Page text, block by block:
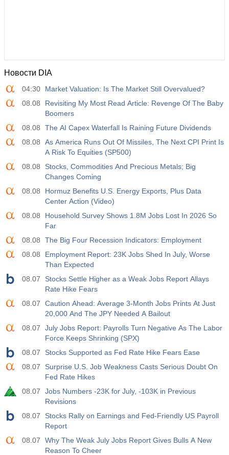
Новости DIA
04:30
Market Valuation: Is The Market Still Overvalued?
08.08
Revisiting My Most Read Article: Revenge Of The Baby
Boomers
08.08
The AI Capex Waterfall Is Raining Future Dividends
08.08
As America Runs Out Of Missiles, The Next CPI Print Is
A Risk To Equities (SP500)
08.08
Stocks, Commodities And Precious Metals; Big
Changes Coming
08.08
Hormuz Benefits U.S. Energy Exports, Plus Data
Center Action (Video)
08.08
Household Survey Shows 1.8M Jobs Lost In 2026 So
Far
08.08
The Big Four Recession Indicators: Employment
08.08
Employment Report: 23K Jobs Shed In July, Worse
Than Expected
08.07
Stocks Settle Higher as a Weak Jobs Report Allays
Rate Hike Fears
08.07
Caution Ahead: Average 3-Month Jobs Prints At Just
20,000 And The JPY Needed A Bailout
08.07
July Jobs Report: Payrolls Turn Negative As The Labor
Force Keeps Shrinking (SPX)
08.07
Stocks Supported as Fed Rate Hike Fears Ease
08.07
Surprise U.S. Job Weakness Casts Serious Doubt On
Fed Rate Hikes
08.07
Jobs Numbers -23K for July, -103K in Previous
Revisions
08.07
Stocks Rally on Earnings and Fed-Friendly US Payroll
Report
08.07
Why The Weak July Jobs Report Gives Bulls A New
Reason To Cheer